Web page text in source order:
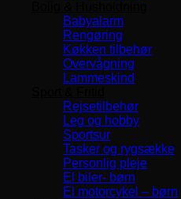
Babyalarm
Rengøring
Køkken tilbehør
Overvågning
Lammeskind
Rejsetilbehør
Leg og hobby
Sportsur
Tasker og rygsække
Personlig pleje
El biler- børn
El motorcykel – børn